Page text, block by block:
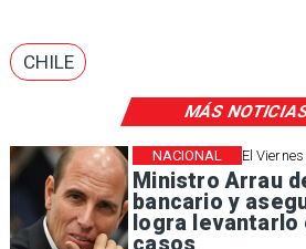
MÁS
El
Ministro Arrau
bancario y
logra levantarlo
casos
NACIONAL
CHILE